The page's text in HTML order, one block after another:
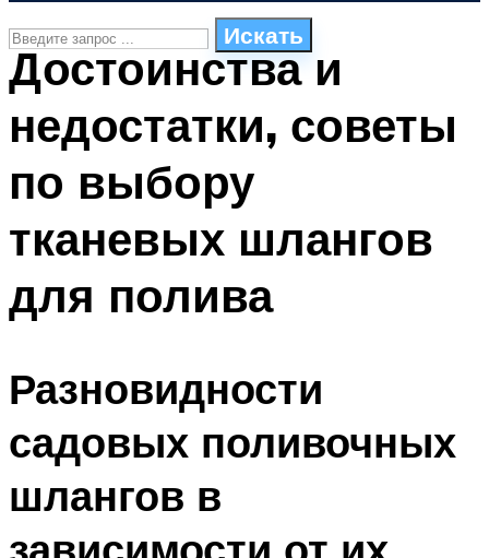
Искать
ПЛАВАНЬЕ ДЛЯ ДЕТЕЙ
БАССЕЙН ДЛЯ ДОМА
МЕНЮ
Достоинства и
недостатки, советы
по выбору
тканевых шлангов
для полива
Разновидности
садовых поливочных
шлангов в